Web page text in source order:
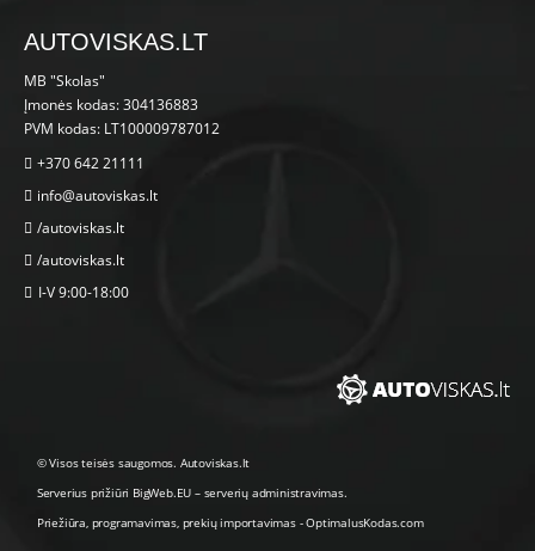
AUTOVISKAS.LT
MB "Skolas"
Įmonės kodas: 304136883
PVM kodas: LT100009787012
+370 642 21111
info@autoviskas.lt
/autoviskas.lt
/autoviskas.lt
I-V 9:00-18:00
© Visos teisės saugomos. Autoviskas.lt
Serverius prižiūri BigWeb.EU – serverių administravimas.
Priežiūra, programavimas prekių importavimas-OptimalusKodas.com